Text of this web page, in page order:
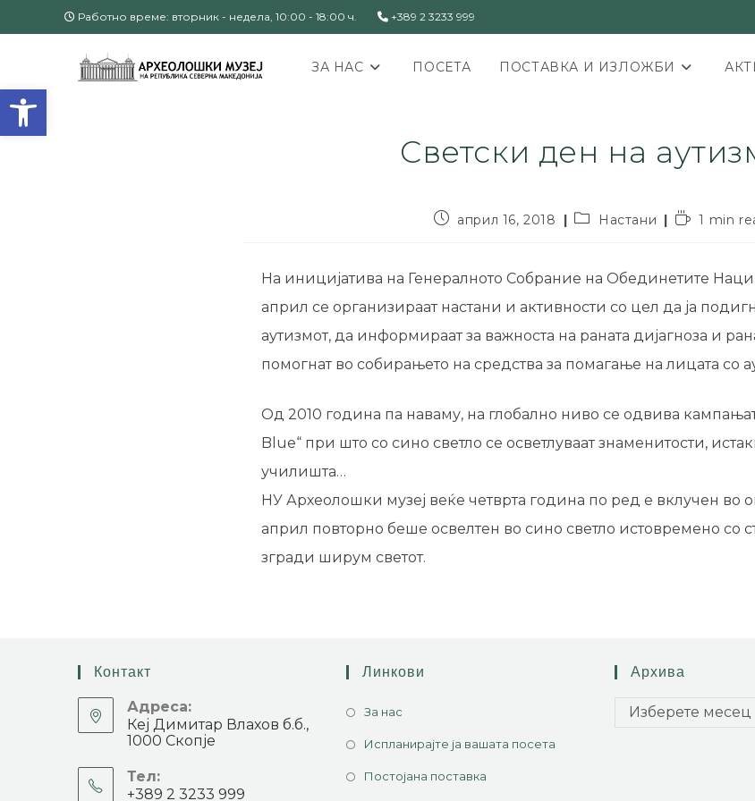
Open toolbar
Работно време: вторник - недела, 10:00 - 18:00 ч. +389 2 3233 999
ЗА НАС ПОСЕТА ПОСТАВКА И ИЗЛОЖБИ
Светски ден на
април 16, 2018 Настани 1 min
На иницијатива на Генералното Собрание на Обединетите
април се организираат настани и активности со цел да ја
аутизмот, да информираат за важноста на раната дијагноза и
помогнат во собирањето на средства за помагање на лицата со
Од 2010 година па наваму, на глобално ниво се одвива
Blue“ при што со сино светло се осветлуваат знаменитости,
училишта…
НУ Археолошки музеј веќе четврта година по ред е вклучен во
април повторно беше освелтен во сино светло истовремено со
згради ширум светот.
Контакт
Адреса:
Кеј Димитар Влахов б.б.,
1000 Скопје
Тел:
+389 2 3233 999
Линкови
За нас
Испланирајте ја вашата посета
Постојана поставка
Архива
Изберете месец